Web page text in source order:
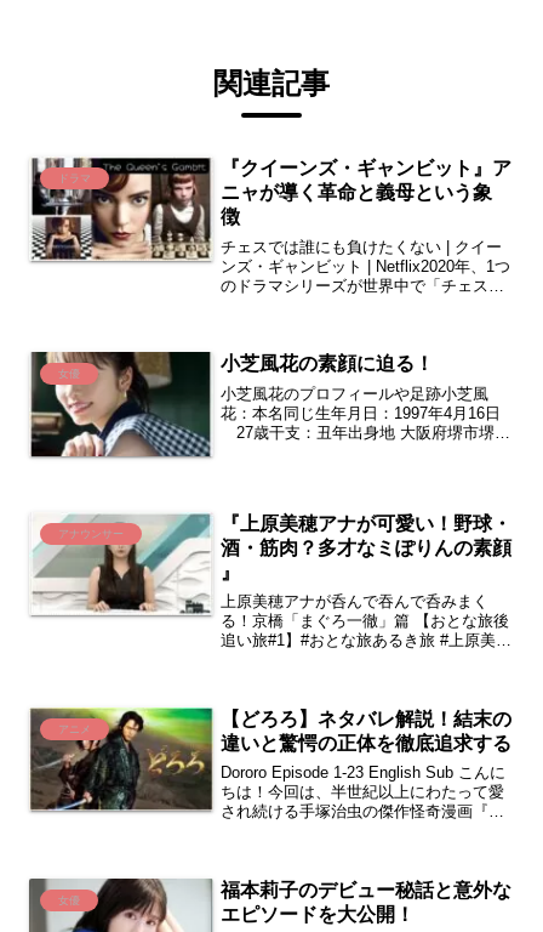
関連記事
ドラマ
『クイーンズ・ギャンビット』ア
ニャが導く革命と義母という象
徴
チェスでは誰にも負けたくない | クイー
ンズ・ギャンビット | Netflix2020年、1つ
のドラマシリーズが世界中で「チェス・
女優 小芝風花の素顔に迫る！
小芝風花のプロフィールや足跡小芝風
花：本名同じ生年月日：1997年4月16日
27歳干支：丑年出身地 大阪府堺市堺
アナウンサー
『上原美穂アナが可愛い！野球・
酒・筋肉？多才なミぽりんの素顔
』
上原美穂アナが呑んで吞んで呑みまく
る！京橋「まぐろ一徹」篇 【おとな旅後
追い旅#1】#おとな旅あるき旅 #上原美穂
か？その正体...
アニメ
【どろろ】ネタバレ解説！結末の
違いと驚愕の正体を徹底追求する
Dororo Episode 1-23 English Sub こんに
ちは！今回は、半世紀以上にわたって愛
され続ける手塚治虫の傑作怪奇漫画『ど
女優
福本莉子のデビュー秘話と意外な
エピソードを大公開！